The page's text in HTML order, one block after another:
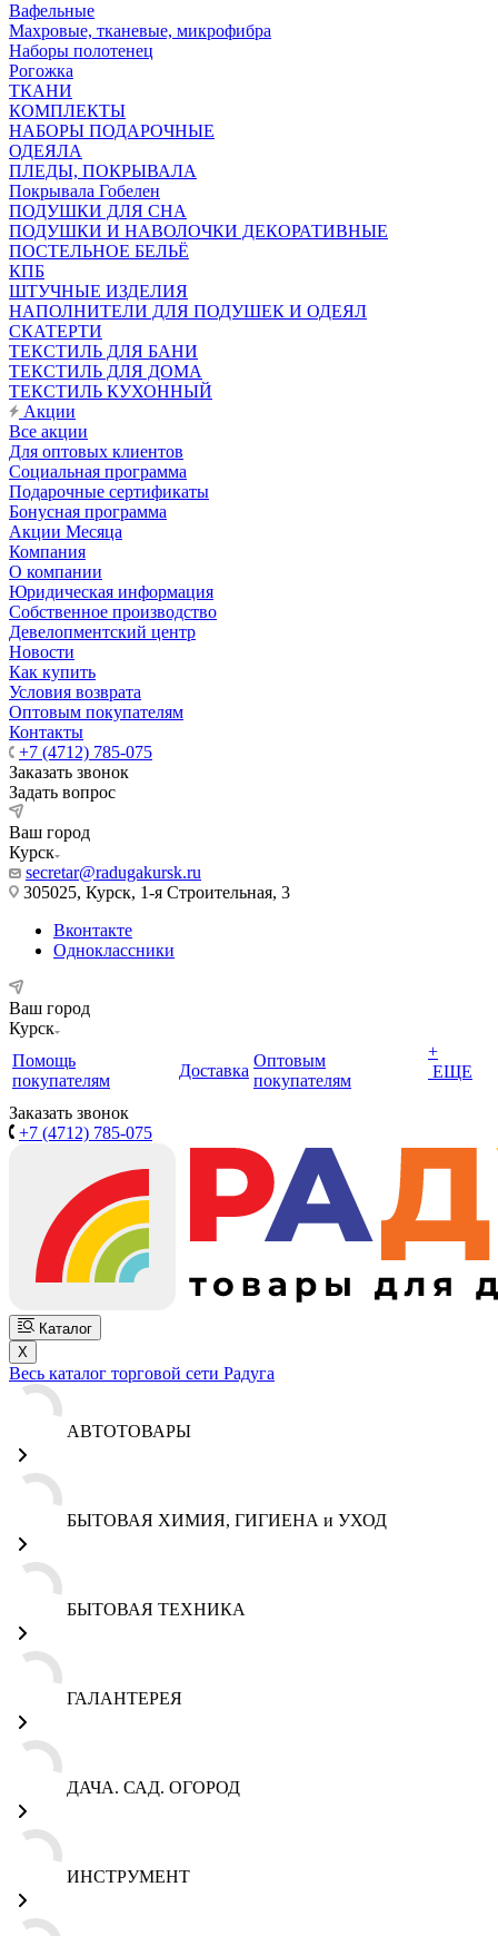
Вафельные
Махровые, тканевые, микрофибра
Наборы полотенец
Рогожка
ТКАНИ
КОМПЛЕКТЫ
НАБОРЫ ПОДАРОЧНЫЕ
ОДЕЯЛА
ПЛЕДЫ, ПОКРЫВАЛА
Покрывала Гобелен
ПОДУШКИ ДЛЯ СНА
ПОДУШКИ И НАВОЛОЧКИ ДЕКОРАТИВНЫЕ
ПОСТЕЛЬНОЕ БЕЛЬЁ
КПБ
ШТУЧНЫЕ ИЗДЕЛИЯ
НАПОЛНИТЕЛИ ДЛЯ ПОДУШЕК И ОДЕЯЛ
СКАТЕРТИ
ТЕКСТИЛЬ ДЛЯ БАНИ
ТЕКСТИЛЬ ДЛЯ ДОМА
ТЕКСТИЛЬ КУХОННЫЙ
Акции
Все акции
Для оптовых клиентов
Социальная программа
Подарочные сертификаты
Бонусная программа
Акции Месяца
Компания
О компании
Юридическая информация
Собственное производство
Девелопментский центр
Новости
Как купить
Условия возврата
Оптовым покупателям
Контакты
+7 (4712) 785-075
Заказать звонок
Задать вопрос
Ваш город
Курск
secretar@radugakursk.ru
305025, Курск, 1-я Строительная, 3
Вконтакте
Одноклассники
Ваш город
Курск
Помощь
покупателям
Доставка
Оптовым
покупателям
+
ЕЩЕ
Заказать звонок
+7 (4712) 785-075
Каталог
X
Весь каталог торговой сети Радуга
АВТОТОВАРЫ
БЫТОВАЯ ХИМИЯ, ГИГИЕНА и УХОД
БЫТОВАЯ ТЕХНИКА
ГАЛАНТЕРЕЯ
ДАЧА. САД. ОГОРОД
ИНСТРУМЕНТ